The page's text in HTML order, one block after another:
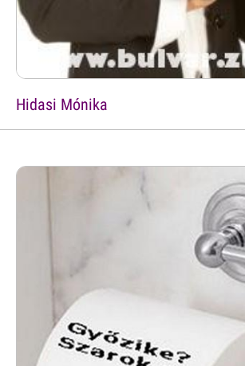
Hidasi Mónika